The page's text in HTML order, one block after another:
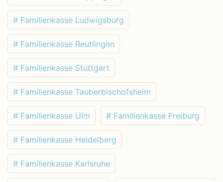
# Familienkasse Ludwigsburg
# Familienkasse Reutlingen
# Familienkasse Stuttgart
# Familienkasse Tauberbischofsheim
# Familienkasse Ulm # Familienkasse Freiburg
# Familienkasse Heidelberg
# Familienkasse Karlsruhe